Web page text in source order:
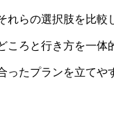
れらの選択肢を比
ころと行き方を一体
ったプランを立てや